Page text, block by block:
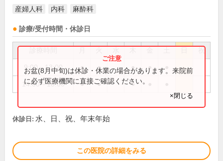
産婦人科 内科 麻酔科
診療/受付時間・休診日
祝
9:00～13:00 ● ● ● ●
14:00～18:00 ● ● ●
お盆(8月中旬)は休診・休業の場合があります。来院前
に必ず医療機関に直接ご確認ください。
×閉じる
休診日: 水、日、祝、年末年始
この医院の詳細をみる